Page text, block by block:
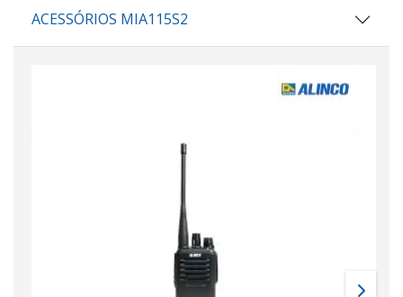
ACESSÓRIOS MIA115S2